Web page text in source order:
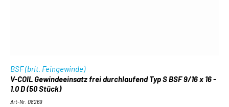
BSF (brit. Feingewinde)
V-COIL Gewindeeinsatz frei durchlaufend Typ S BSF 9/16 x 16 -
1.0 D (50 Stück)
Art-Nr. 08269